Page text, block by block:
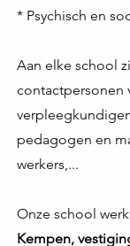
* Psychisch en
Aan elke school
contactpersonen
pedagogen en
werkers,...
Onze school
Kempen,